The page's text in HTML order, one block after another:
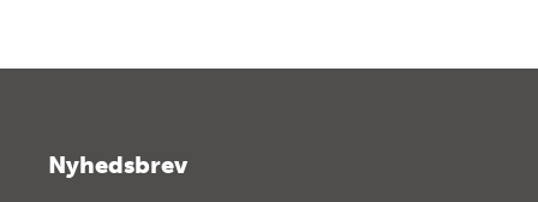
Nyhedsbrev